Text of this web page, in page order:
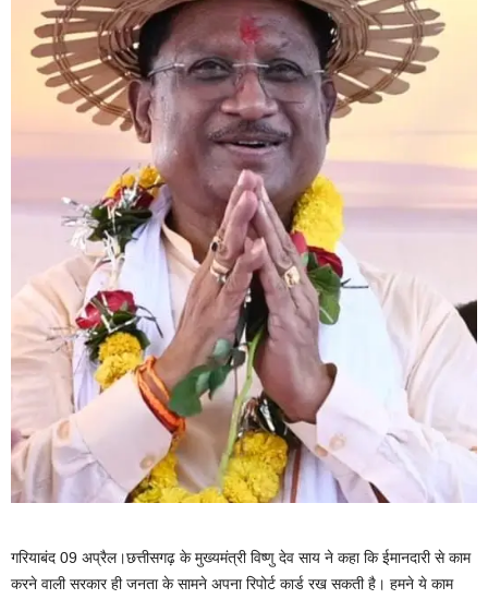
गरियाबंद 09 अप्रैल।छत्तीसगढ़ के मुख्यमंत्री विष्णु देव साय ने कहा कि ईमानदारी से काम
करने वाली सरकार ही जनता के सामने अपना रिपोर्ट कार्ड रख सकती है। हमने ये काम